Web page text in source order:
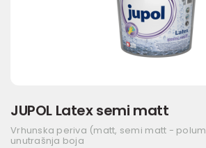
JUPOL Latex semi matt
Vrhunska periva (matt, semi matt -
unutrašnja boja